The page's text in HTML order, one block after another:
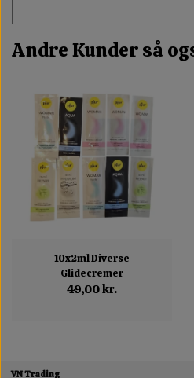
Andre Kunder så
10x2ml Diverse
Glidecremer
49,00 kr.
VN Trading